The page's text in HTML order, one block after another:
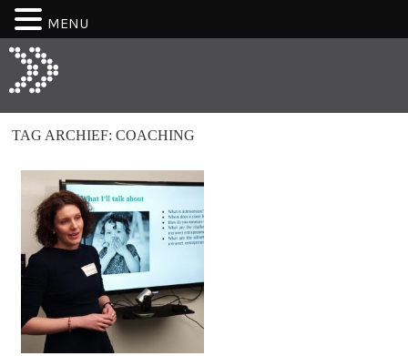
TAG ARCHIEF: COACHING
MENU